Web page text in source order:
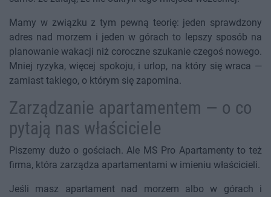
Mamy w związku z tym pewną teorię: jeden sprawdzony
adres nad morzem i jeden w górach to lepszy sposób na
planowanie wakacji niż coroczne szukanie czegoś nowego.
Mniej ryzyka, więcej spokoju, i urlop, na który się wraca —
zamiast takiego, o którym się zapomina.
Zarządzanie apartamentem — o co
pytają nas właściciele
Piszemy dużo o gościach. Ale MS Pro Apartamenty to też
firma, która zarządza apartamentami w imieniu właścicieli.
Jeśli masz apartament nad morzem albo w górach i